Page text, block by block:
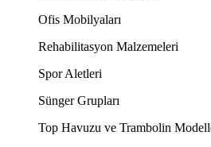
Ofis Mobilyaları
Rehabilitasyon Malzemeleri
Spor Aletleri
Sünger Grupları
Top Havuzu ve Trambolin